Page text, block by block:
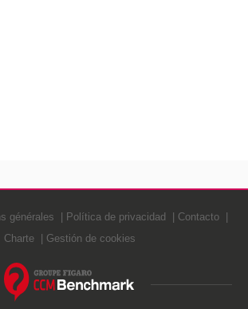
générales Política de privacidad
Contacto
Charte
Gestión de cookies